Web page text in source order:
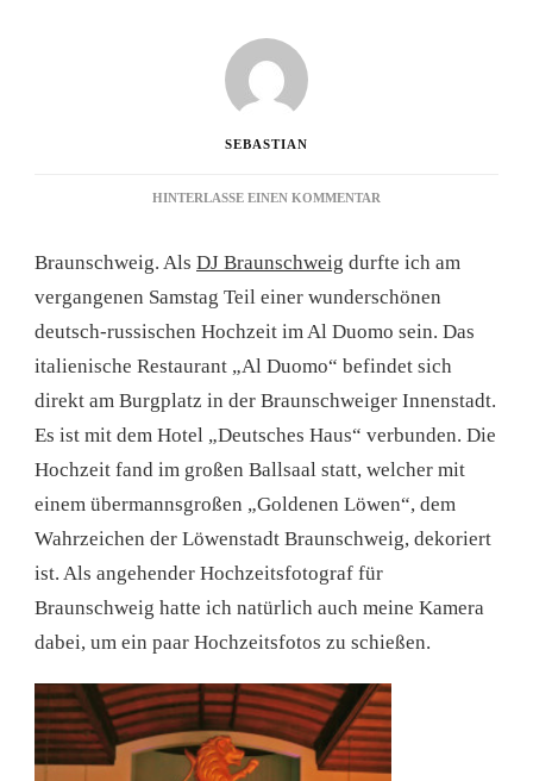
SEBASTIAN
HINTERLASSE EINEN KOMMENTAR
–
HOCHZEIT
AL
Braunschweig. Als DJ Braunschweig durfte ich am
vergangenen Samstag Teil einer wunderschönen
deutsch-russischen Hochzeit im Al Duomo sein. Das
italienische Restaurant „Al Duomo“ befindet sich
direkt am Burgplatz in der Braunschweiger Innenstadt.
Es ist mit dem Hotel „Deutsches Haus“ verbunden. Die
Hochzeit fand im großen Ballsaal statt, welcher mit
einem übermannsgroßen „Goldenen Löwen“, dem
Wahrzeichen der Löwenstadt Braunschweig, dekoriert
ist. Als angehender Hochzeitsfotograf für
Braunschweig hatte ich natürlich auch meine Kamera
dabei, um ein paar Hochzeitsfotos zu schießen.